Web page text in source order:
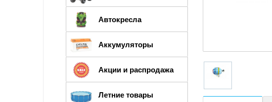
Автокресла
Аккумуляторы
Акции и распродажа
Летние товары